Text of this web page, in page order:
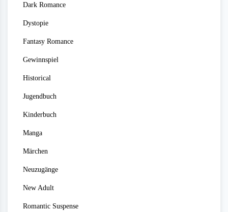
Dark Romance
Dystopie
Fantasy Romance
Gewinnspiel
Historical
Jugendbuch
Kinderbuch
Manga
Märchen
Neuzugänge
New Adult
Romantic Suspense